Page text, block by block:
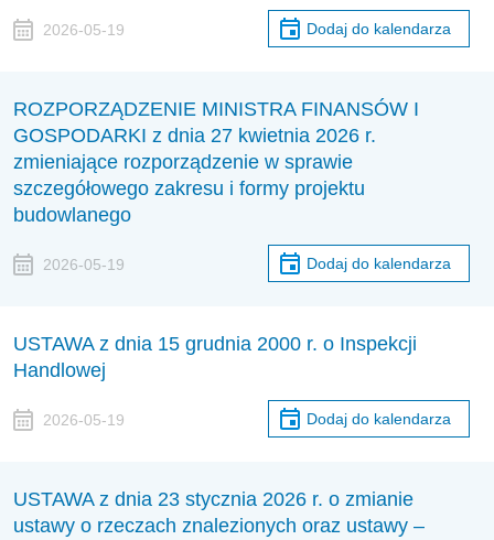
2026-05-19 Dodaj do kalendarza
ROZPORZĄDZENIE MINISTRA FINANSÓW I
GOSPODARKI z dnia 27 kwietnia 2026 r.
zmieniające rozporządzenie w sprawie
szczegółowego zakresu i formy projektu
budowlanego
2026-05-19 Dodaj do kalendarza
USTAWA z dnia 15 grudnia 2000 r. o Inspekcji
Handlowej
2026-05-19 Dodaj do kalendarza
USTAWA z dnia 23 stycznia 2026 r. o zmianie
ustawy o rzeczach znalezionych oraz ustawy –